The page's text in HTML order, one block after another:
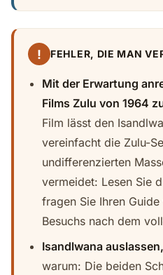
! FEHLER, DIE MAN
Mit der Erwartung
Films Zulu von 1964
Film lässt den
vereinfacht die Zulu-
undifferenzierten
vermeidet: Lesen Sie
fragen Sie Ihren
Besuchs nach dem
Isandlwana
warum: Die beiden